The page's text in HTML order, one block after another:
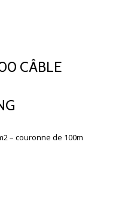
CÂBLE
– couronne de 100m